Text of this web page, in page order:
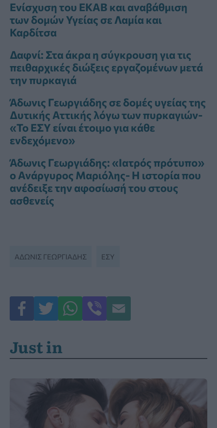
Ενίσχυση του ΕΚΑΒ και αναβάθμιση
των δομών Υγείας σε Λαμία και
Καρδίτσα
Δαφνί: Στα άκρα η σύγκρουση για τις
πειθαρχικές διώξεις εργαζομένων μετά
την πυρκαγιά
Άδωνις Γεωργιάδης σε δομές υγείας της
Δυτικής Αττικής λόγω των πυρκαγιών-
«Το ΕΣΥ είναι έτοιμο για κάθε
ενδεχόμενο»
Άδωνις Γεωργιάδης: «Ιατρός πρότυπο»
ο Ανάργυρος Μαριόλης- Η ιστορία που
ανέδειξε την αφοσίωσή του στους
ασθενείς
ΑΔΩΝΙΣ ΓΕΩΡΓΙΆΔΗΣ ΕΣΥ
Just in